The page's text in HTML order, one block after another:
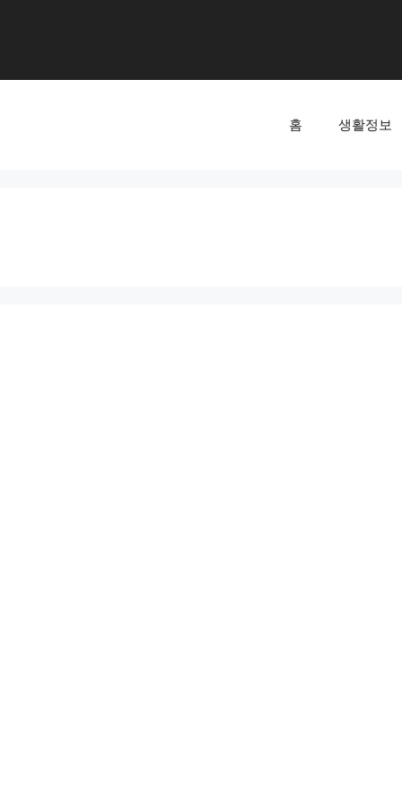
홈 생활정보